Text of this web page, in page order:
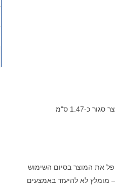
את המוצר בסיום השימוש
מומלץ לא להיעזר באמצעים